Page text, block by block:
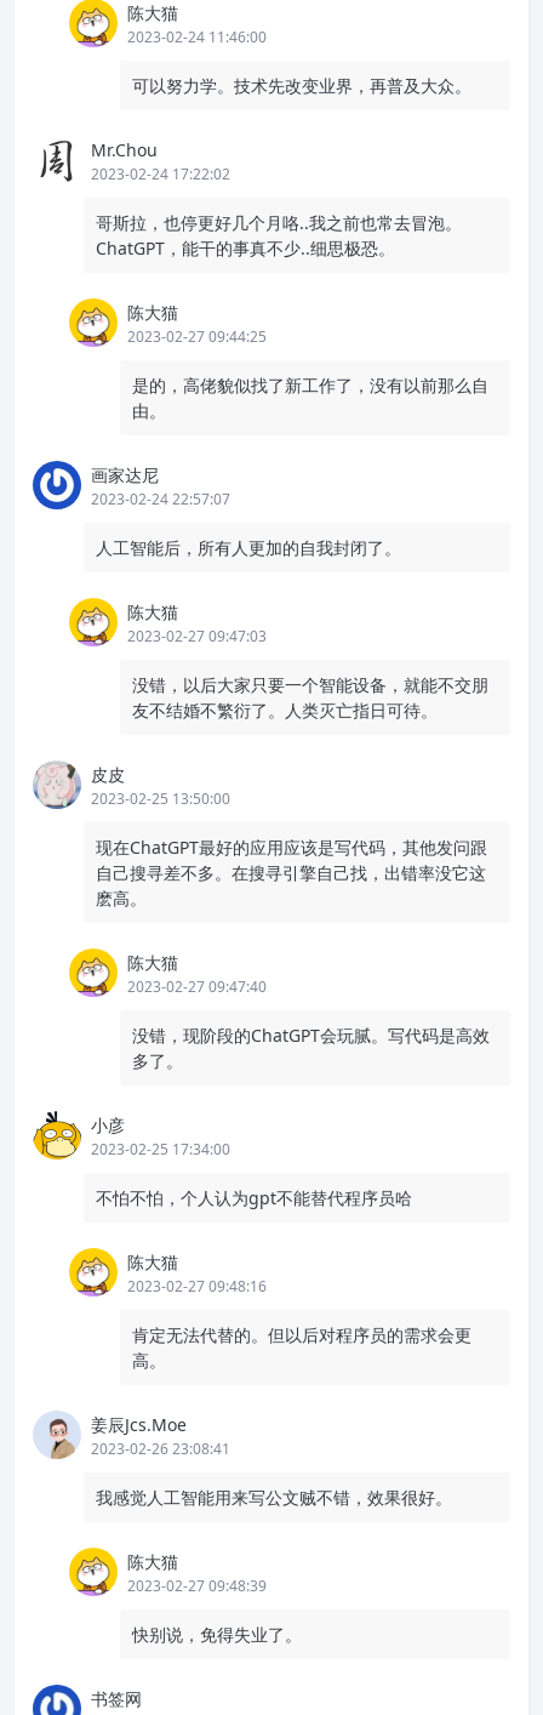
陈大猫
2023-02-24 11:46:00
可以努力学。技术先改变业界，再普及大众。
Mr.Chou
2023-02-24 17:22:02
哥斯拉，也停更好几个月咯..我之前也常去冒泡。
ChatGPT，能干的事真不少..细思极恐。
陈大猫
2023-02-27 09:44:25
是的，高佬貌似找了新工作了，没有以前那么自
由。
画家达尼
2023-02-24 22:57:07
人工智能后，所有人更加的自我封闭了。
陈大猫
2023-02-27 09:47:03
没错，以后大家只要一个智能设备，就能不交朋
友不结婚不繁衍了。人类灭亡指日可待。
皮皮
2023-02-25 13:50:00
现在ChatGPT最好的应用应该是写代码，其他发问跟
自己搜寻差不多。在搜寻引擎自己找，出错率没它这
麽高。
陈大猫
2023-02-27 09:47:40
没错，现阶段的ChatGPT会玩腻。写代码是高效
多了。
小彦
2023-02-25 17:34:00
不怕不怕，个人认为gpt不能替代程序员哈
陈大猫
2023-02-27 09:48:16
肯定无法代替的。但以后对程序员的需求会更
高。
姜辰Jcs.Moe
2023-02-26 23:08:41
我感觉人工智能用来写公文贼不错，效果很好。
陈大猫
2023-02-27 09:48:39
快别说，免得失业了。
书签网